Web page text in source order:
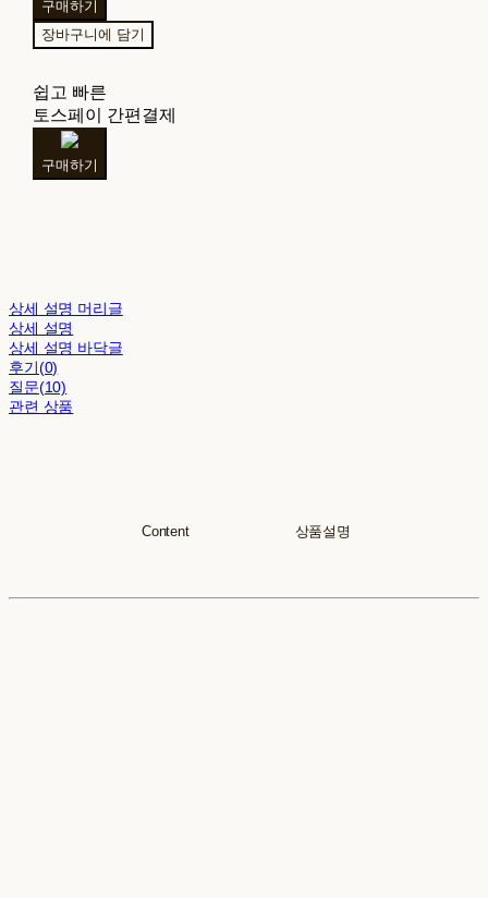
구매하기
장바구니에 담기
쉽고 빠른
토스페이 간편결제
구매하기
상세 설명 머리글
상세 설명
상세 설명 바닥글
후기(0)
질문(10)
관련 상품
Content 상품설명